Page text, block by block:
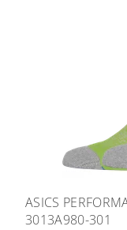
ASICS
3013A980-301